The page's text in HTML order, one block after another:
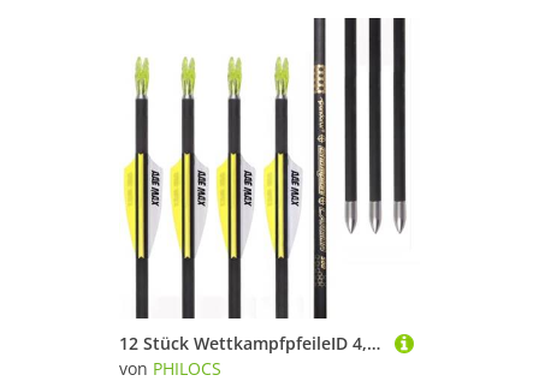
12 Stück WettkampfpfeileID 4,2 mm Spine 300 400 500 600 700 800 900 1000 1100 1200 1300 1400 1500 Gelb Weiß Luftkanäle Vane Pfeil, für Bogenschießen (32inch,Spine 300)
von PHILOCS